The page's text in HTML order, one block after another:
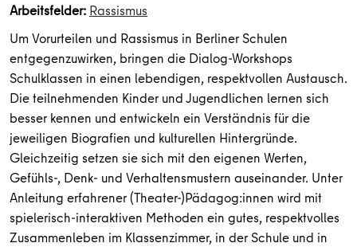
Arbeitsfelder: Rassismus
Um Vorurteilen und Rassismus in Berliner Schulen
entgegenzuwirken, bringen die Dialog-Workshops
Schulklassen in einen lebendigen, respektvollen Austausch.
Die teilnehmenden Kinder und Jugendlichen lernen sich
besser kennen und entwickeln ein Verständnis für die
jeweiligen Biografien und kulturellen Hintergründe.
Gleichzeitig setzen sie sich mit den eigenen Werten,
Gefühls-, Denk- und Verhaltensmustern auseinander. Unter
Anleitung erfahrener (Theater-)Pädagog:innen wird mit
spielerisch-interaktiven Methoden ein gutes, respektvolles
Zusammenleben im Klassenzimmer, in der Schule und in